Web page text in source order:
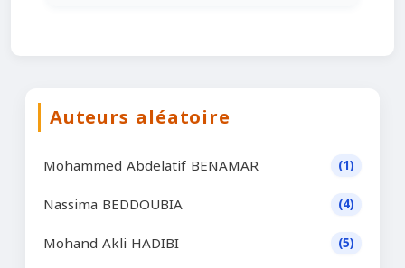
Auteurs aléatoire
Mohammed Abdelatif BENAMAR (1)
Nassima BEDDOUBIA (4)
Mohand Akli HADIBI (5)